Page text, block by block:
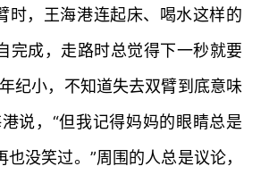
时，王海港连起床、喝水这样的
完成，走路时总觉得下一秒就要
纪小，不知道失去双臂到底意味
说，“但我记得妈妈的眼睛总是
没笑过。”周围的人总是议论，